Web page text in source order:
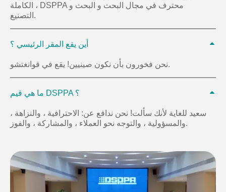
الكاملة ، DSPPA محترف في مجال البحث و البحث و
التصنيع.
أين يقع المقر الرئيسي ؟
نحن فخورون بأن نكون صينيين! يقع في قوانغتشو.
ما هي قيم DSPPA ؟
سعيد للغاية لأنك سألت! نحن ندافع عن: الاحترافية ، والنزاهة ،
والمسؤولية ، والتوجه نحو العملاء ، والمشاركة ، والفوز.